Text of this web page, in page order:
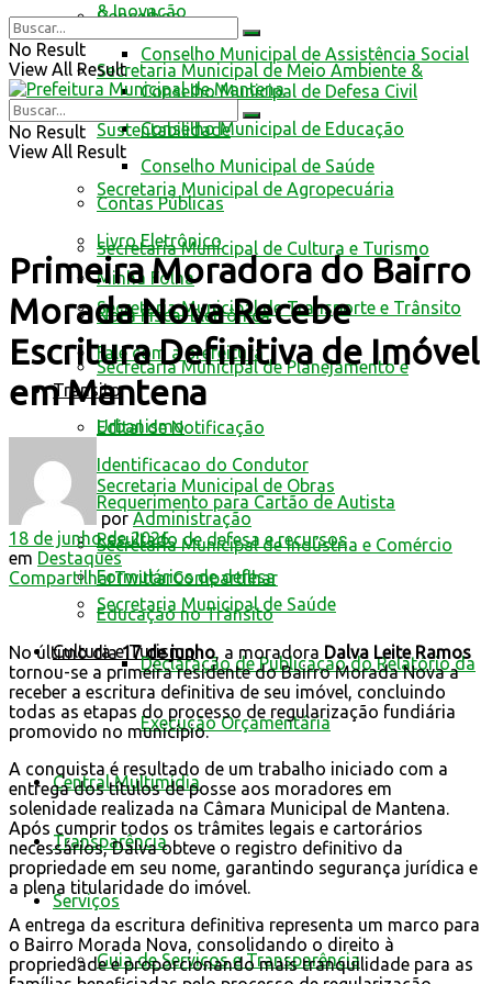
Conselhos
Conselho Municipal de Assistência Social
Conselho Municipal de Defesa Civil
Conselho Municipal de Educação
Conselho Municipal de Saúde
Contas Públicas
Livro Eletrônico
Minha Folha
Nota Fiscal Eletrônica
Fale com a prefeitura
Trânsito
Edital de Notificação
Identificacao do Condutor
Requerimento para Cartão de Autista
Resultado de defesa e recursos
Formulários de defesa
Educação no Trânsito
Cultura e Turismo
& Inovação
Secretaria Municipal de Meio Ambiente &
Sustentabilidade
Secretaria Municipal de Agropecuária
Secretaria Municipal de Cultura e Turismo
Secretaria Municipal de Transporte e Trânsito
Secretaria Municipal de Planejamento e
Urbanismo
Secretaria Municipal de Obras
Secretaria Municipal de Indústria e Comércio
Secretaria Municipal de Saúde
Declaração de Publicação do Relatório da
Execução Orçamentária
Central Multimídia
Transparência
Serviços
Guia de Serviços e Transparência
No Result
View All Result
No Result
View All Result
Primeira Moradora do Bairro
Morada Nova Recebe
Escritura Definitiva de Imóvel
em Mantena
por Administração
18 de junho de 2026
em Destaques
CompartilharTwittarCompartilhar
No último dia17 de junho, a moradora Dalva Leite Ramos
tornou-se a primeira residente do Bairro Morada Nova a
receber a escritura definitiva de seu imóvel, concluindo
todas as etapas do processo de regularização fundiária
promovido no município.
A conquista é resultado de um trabalho iniciado com a
entrega dos títulos de posse aos moradores em
solenidade realizada na Câmara Municipal de Mantena.
Após cumprir todos os trâmites legais e cartorários
necessários, Dalva obteve o registro definitivo da
propriedade em seu nome, garantindo segurança jurídica e
a plena titularidade do imóvel.
A entrega da escritura definitiva representa um marco para
o Bairro Morada Nova, consolidando o direito à
propriedade e proporcionando mais tranquilidade para as